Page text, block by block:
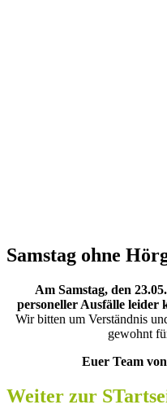
Samstag ohne
Am Samstag, den
personeller Ausfälle leider
Wir bitten um Verständnis
gewohnt
Euer Team
Weiter zur